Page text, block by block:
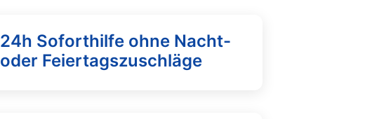
24h Soforthilfe ohne Nacht-
oder Feiertagszuschläge